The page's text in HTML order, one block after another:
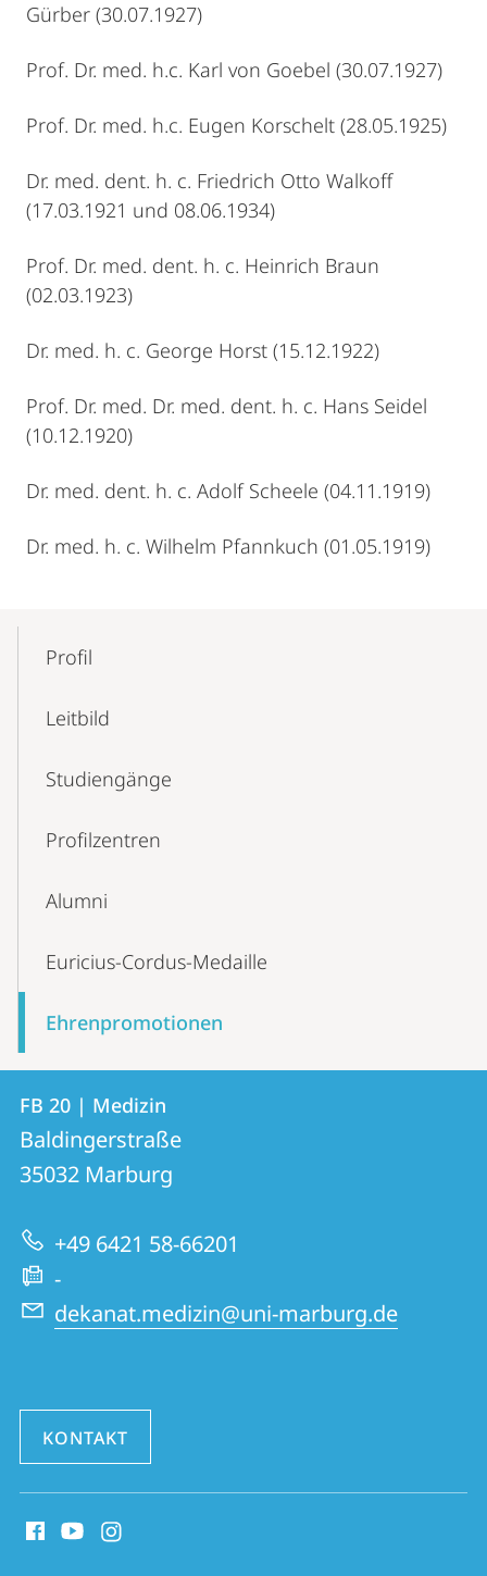
Gürber (30.07.1927)
Prof. Dr. med. h.c. Karl von Goebel (30.07.1927)
Prof. Dr. med. h.c. Eugen Korschelt (28.05.1925)
Dr. med. dent. h. c. Friedrich Otto Walkoff
(17.03.1921 und 08.06.1934)
Prof. Dr. med. dent. h. c. Heinrich Braun
(02.03.1923)
Dr. med. h. c. George Horst (15.12.1922)
Prof. Dr. med. Dr. med. dent. h. c. Hans Seidel
(10.12.1920)
Dr. med. dent. h. c. Adolf Scheele (04.11.1919)
Dr. med. h. c. Wilhelm Pfannkuch (01.05.1919)
Navigation
Profil
Leitbild
Studiengänge
Profilzentren
Alumni
Euricius-Cordus-Medaille
Ehren­promotionen
Kontakt
und
Informationen
zur
Website
Kontaktinformationen
FB
20
|
Medizin
FB 20 | Medizin
Baldingerstraße
35032 Marburg
+49 6421 58-66201
-
dekanat.medizin@uni-marburg.de
KONTAKT
Media